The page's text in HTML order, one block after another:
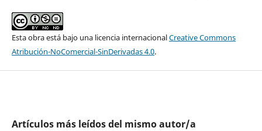
Esta obra está bajo una licencia internacionalCreative Commons
Atribución-NoComercial-SinDerivadas 4.0.
Artículos más leídos del mismo autor/a